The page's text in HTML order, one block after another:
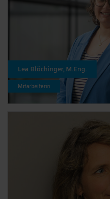
Lea Blöchinger, M.Eng.
Mitarbeiterin